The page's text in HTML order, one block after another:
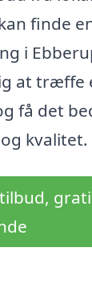
finde
i
at træffe
få det
kvalitet.